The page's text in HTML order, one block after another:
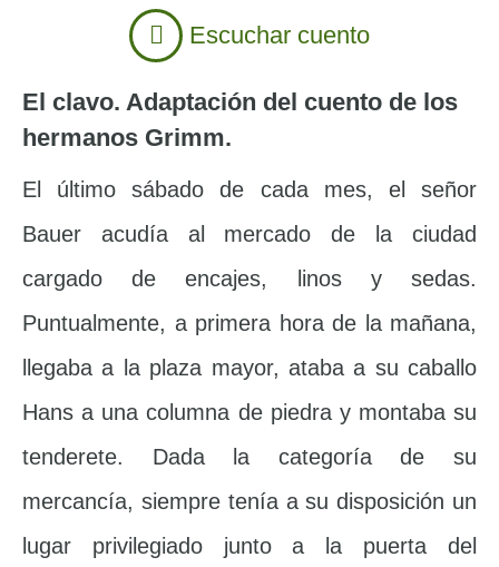
Escuchar cuento
El clavo. Adaptación del cuento de los
hermanos Grimm.
El último sábado de cada mes, el señor
Bauer acudía al mercado de la ciudad
cargado de encajes, linos y sedas.
Puntualmente, a primera hora de la mañana,
llegaba a la plaza mayor, ataba a su caballo
Hans a una columna de piedra y montaba su
tenderete. Dada la categoría de su
mercancía, siempre tenía a su disposición un
lugar privilegiado junto a la puerta del